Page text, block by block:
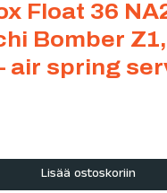
Float 36
Bomber
air spring
Lisää ostoskoriin